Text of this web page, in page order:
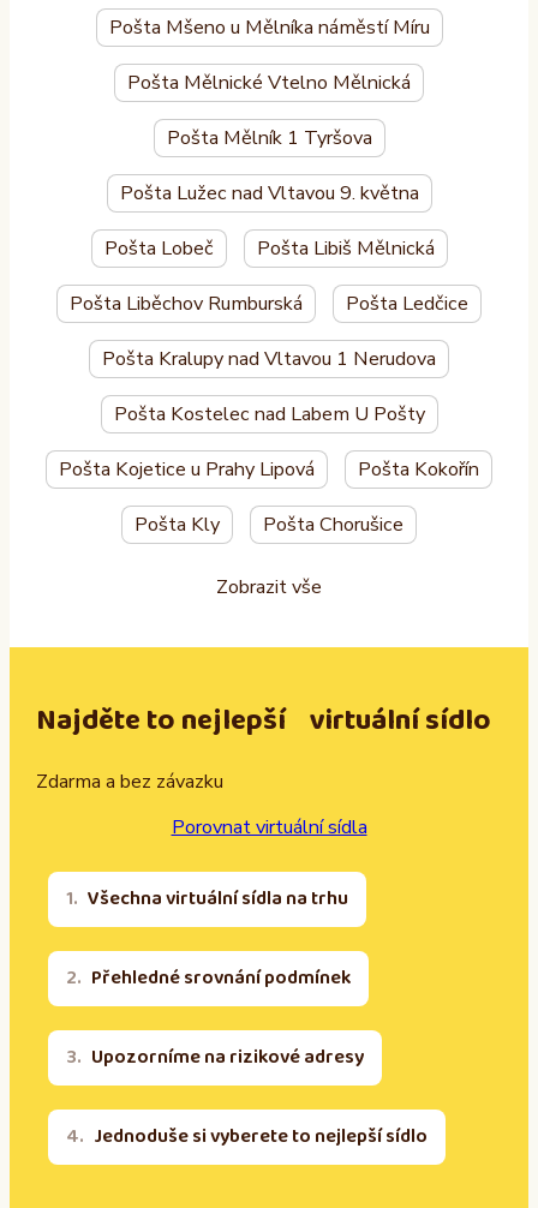
Pošta Mšeno u Mělníka náměstí Míru
Pošta Mělnické Vtelno Mělnická
Pošta Mělník 1 Tyršova
Pošta Lužec nad Vltavou 9. května
Pošta Lobeč Pošta Libiš Mělnická
Pošta Liběchov Rumburská Pošta Ledčice
Pošta Kralupy nad Vltavou 1 Nerudova
Pošta Kostelec nad Labem U Pošty
Pošta Kojetice u Prahy Lipová Pošta Kokořín
Pošta Kly Pošta Chorušice
Zobrazit vše
Najděte to nejlepší virtuální sídlo
Zdarma a bez závazku
Porovnat virtuální sídla
Všechna virtuální sídla na trhu
Přehledné srovnání podmínek
Upozorníme na rizikové adresy
Jednoduše si vyberete to nejlepší sídlo